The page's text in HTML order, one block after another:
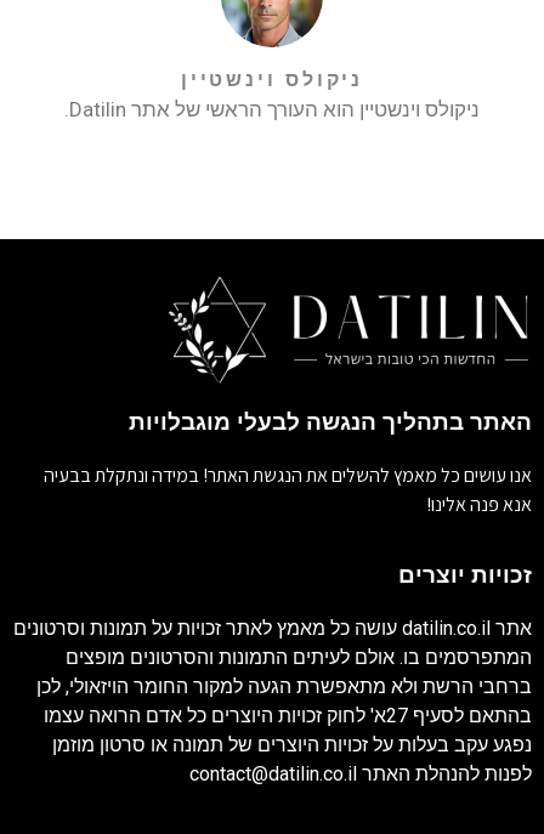
ניקולס וינשטיין
ניקולס וינשטיין הוא העורך הראשי של אתר Datilin.
האתר בתהליך הנגשה לבעלי מוגבלויות
אנו עושים כל מאמץ להשלים את הנגשת האתר! במידה ונתקלת בבעיה
אנא פנה אלינו!
זכויות יוצרים
אתר datilin.co.il עושה כל מאמץ לאתר זכויות על תמונות וסרטונים
המתפרסמים בו. אולם לעיתים התמונות והסרטונים מופצים
ברחבי הרשת ולא מתאפשרת הגעה למקור החומר הויזאולי, לכן
בהתאם לסעיף 27א' לחוק זכויות היוצרים כל אדם הרואה עצמו
נפגע עקב בעלות על זכויות היוצרים של תמונה או סרטון מוזמן
לפנות להנהלת האתר contact@datilin.co.il